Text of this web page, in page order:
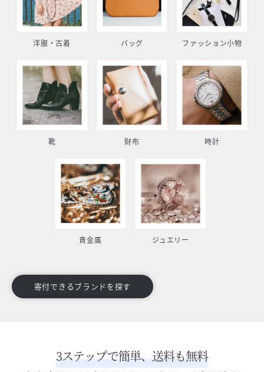
洋服・古着 バッグ ファッション小物
靴 財布 時計
貴金属 ジュエリー
寄付できるブランドを探す
3ステップで簡単、送料も無料